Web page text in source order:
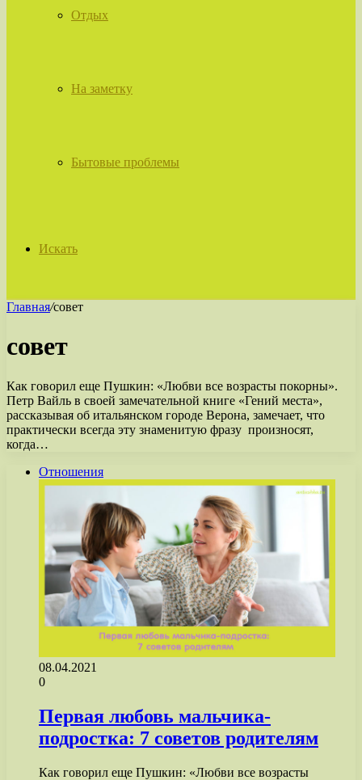
Отдых
На заметку
Бытовые проблемы
Искать
Главная/совет
совет
Как говорил еще Пушкин: «Любви все возрасты покорны».
Петр Вайль в своей замечательной книге «Гений места»,
рассказывая об итальянском городе Верона, замечает, что
практически всегда эту знаменитую фразу произносят,
когда…
Отношения
08.04.2021
0
Первая любовь мальчика-
подростка: 7 советов родителям
Как говорил еще Пушкин: «Любви все возрасты